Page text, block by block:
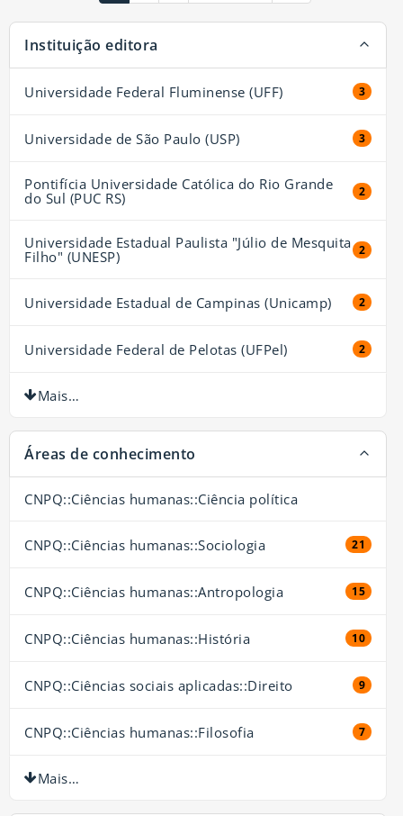
A página será recarregada quando um filtro for selecionado ou
excluído.
Instituição editora
Universidade Federal Fluminense (UFF) 3
3
Universidade de São Paulo (USP) 3
3
Pontifícia Universidade Católica do Rio Grande
do Sul (PUC RS)
2
2
Universidade Estadual Paulista "Júlio de Mesquita
Filho" (UNESP)
2
2
Universidade Estadual de Campinas (Unicamp) 2
2
Universidade Federal de Pelotas (UFPel) 2
2
Mais…
Áreas de conhecimento
CNPQ::Ciências humanas::Ciência política
CNPQ::Ciências humanas::Sociologia 21
21
CNPQ::Ciências humanas::Antropologia 15
15
CNPQ::Ciências humanas::História 10
10
CNPQ::Ciências sociais aplicadas::Direito 9
9
CNPQ::Ciências humanas::Filosofia 7
7
Mais…